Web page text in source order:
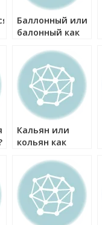
Баллонный или
балонный как
Кальян или
кольян как